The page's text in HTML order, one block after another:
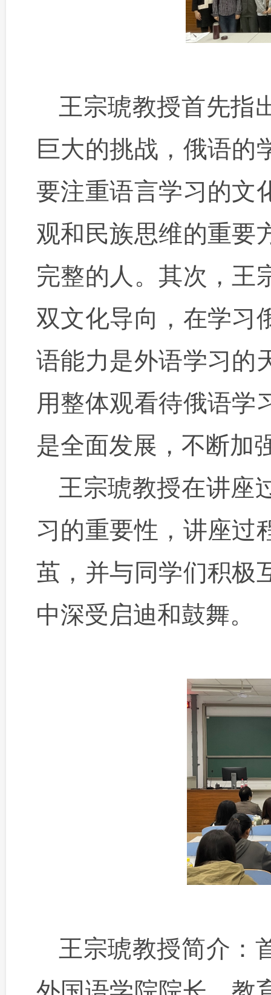
王宗琥教授首先指
巨大的挑战，俄语的
要注重语言学习的文
观和民族思维的重要
完整的人。其次，王
双文化导向，在学习
语能力是外语学习的
用整体观看待俄语学
是全面发展，不断加
王宗琥教授在讲座
习的重要性，讲座过
茧 ，并与同学们积极
中深受启迪和鼓舞。
王宗琥教授简介：